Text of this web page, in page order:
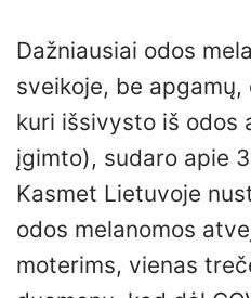
Dažniausiai odos
sveikoje, be apgamų,
kuri išsivysto iš odos
įgimto), sudaro apie
Kasmet Lietuvoje
odos melanomos
moterims, vienas